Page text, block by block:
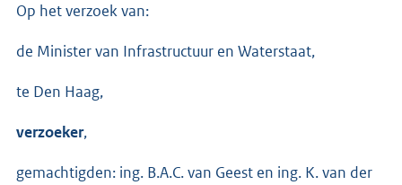
Op het verzoek van:
de Minister van Infrastructuur en Waterstaat,
te Den Haag,
verzoeker,
gemachtigden: ing. B.A.C. van Geest en ing. K. van der